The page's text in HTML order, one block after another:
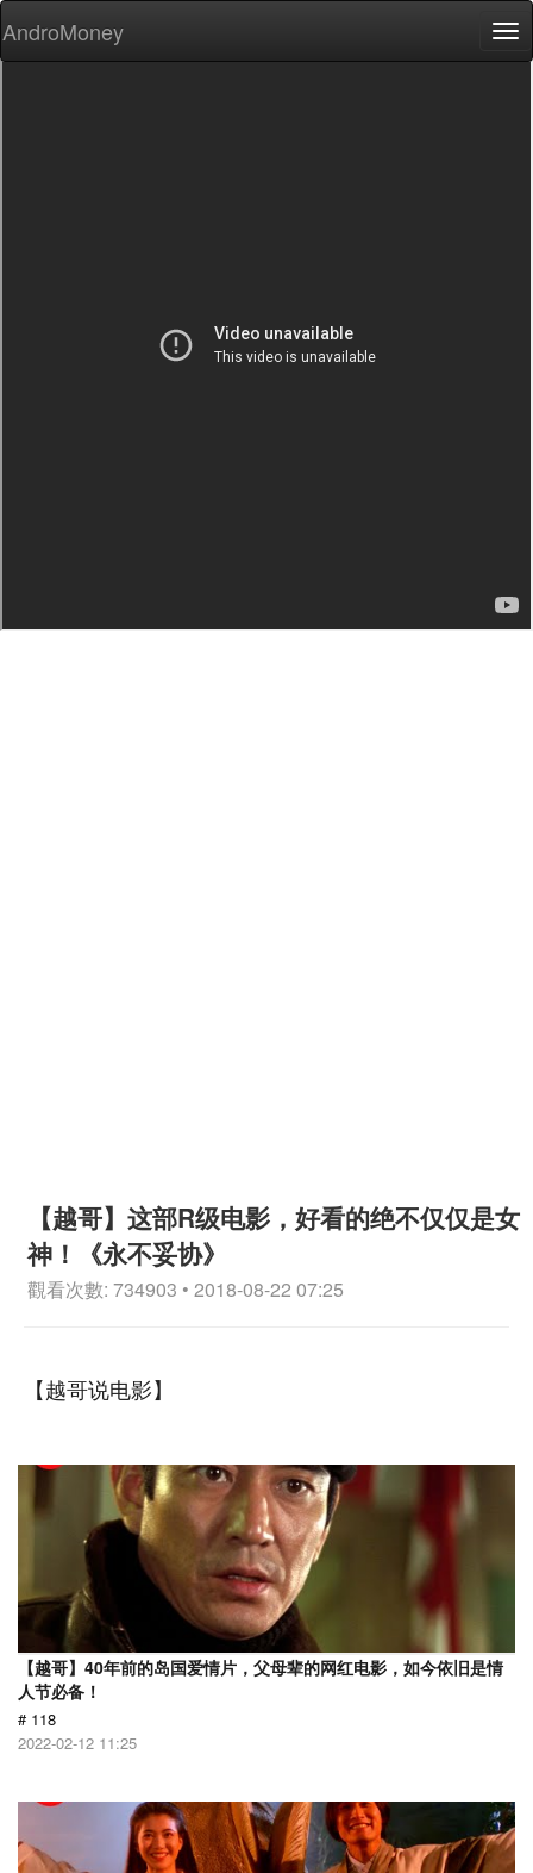
AndroMoney
【越哥】这部R级电影，好看的绝不仅仅是女
神！《永不妥协》
觀看次數: 734903 • 2018-08-22 07:25
【越哥说电影】
【越哥】40年前的岛国爱情片，父母辈的网红电影，如今依旧是情
人节必备！
# 118
2022-02-12 11:25